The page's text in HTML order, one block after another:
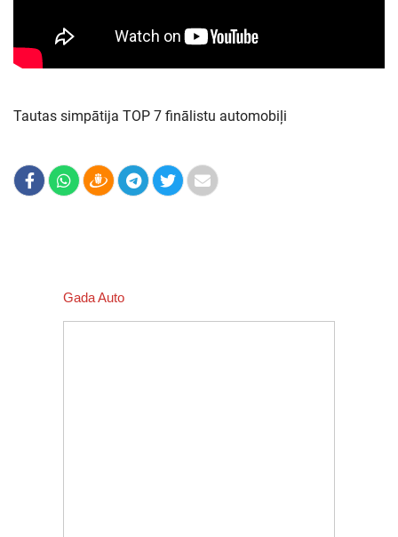
Tautas simpātija TOP 7 finālistu automobiļi
Gada Auto